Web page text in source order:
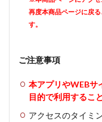
再度本商品ページに戻
す。
ご注意事項
本アプリやWEBサ
目的で利用するこ
アクセスのタイミ